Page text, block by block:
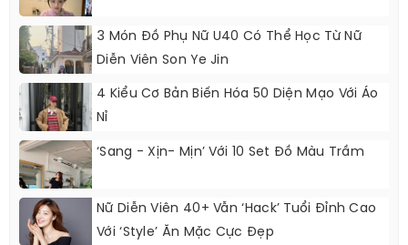
3 Món Đồ Phụ Nữ U40 Có Thể Học Từ Nữ
Diễn Viên Son Ye Jin
4 Kiểu Cơ Bản Biến Hóa 50 Diện Mạo Với Áo
Nỉ
‘Sang - Xịn- Mịn’ Với 10 Set Đồ Màu Trầm
Nữ Diễn Viên 40+ Vẫn ‘hack’ Tuổi Đỉnh Cao
Với ‘style’ Ăn Mặc Cực Đẹp